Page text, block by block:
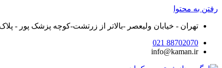
رفتن به محتوا
تهران - خیابان ولیعصر -بالاتر از زرتشت-کوچه پزشک پور - پلاک ۲۵ - واحد
88702070 021
info@kaman.ir